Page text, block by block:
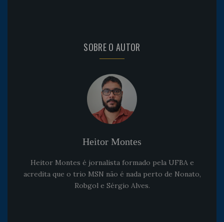
SOBRE O AUTOR
Heitor Montes
Heitor Montes é jornalista formado pela UFBA e
acredita que o trio MSN não é nada perto de Nonato,
Robgol e Sérgio Alves.